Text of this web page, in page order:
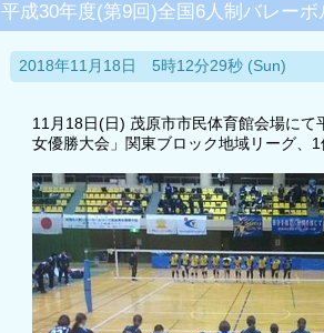
平成30年度(第9回)全国6人制バレー
2018年11月18日 5時12分29秒 (Sun)
11月18日(日) 茂原市市民体育館会場に
女優勝大会」関東ブロック地域リーグ、1